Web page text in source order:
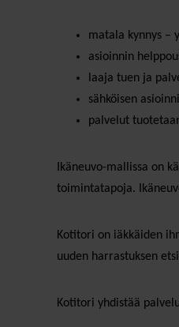
matala kynnys –
asioinnin
laaja tuen ja
sähköisen
palvelut
Ikäneuvo-mallissa on
toimintatapoja.
Kotitori on iäkkäiden
uuden harrastuksen
Kotitori yhdistää